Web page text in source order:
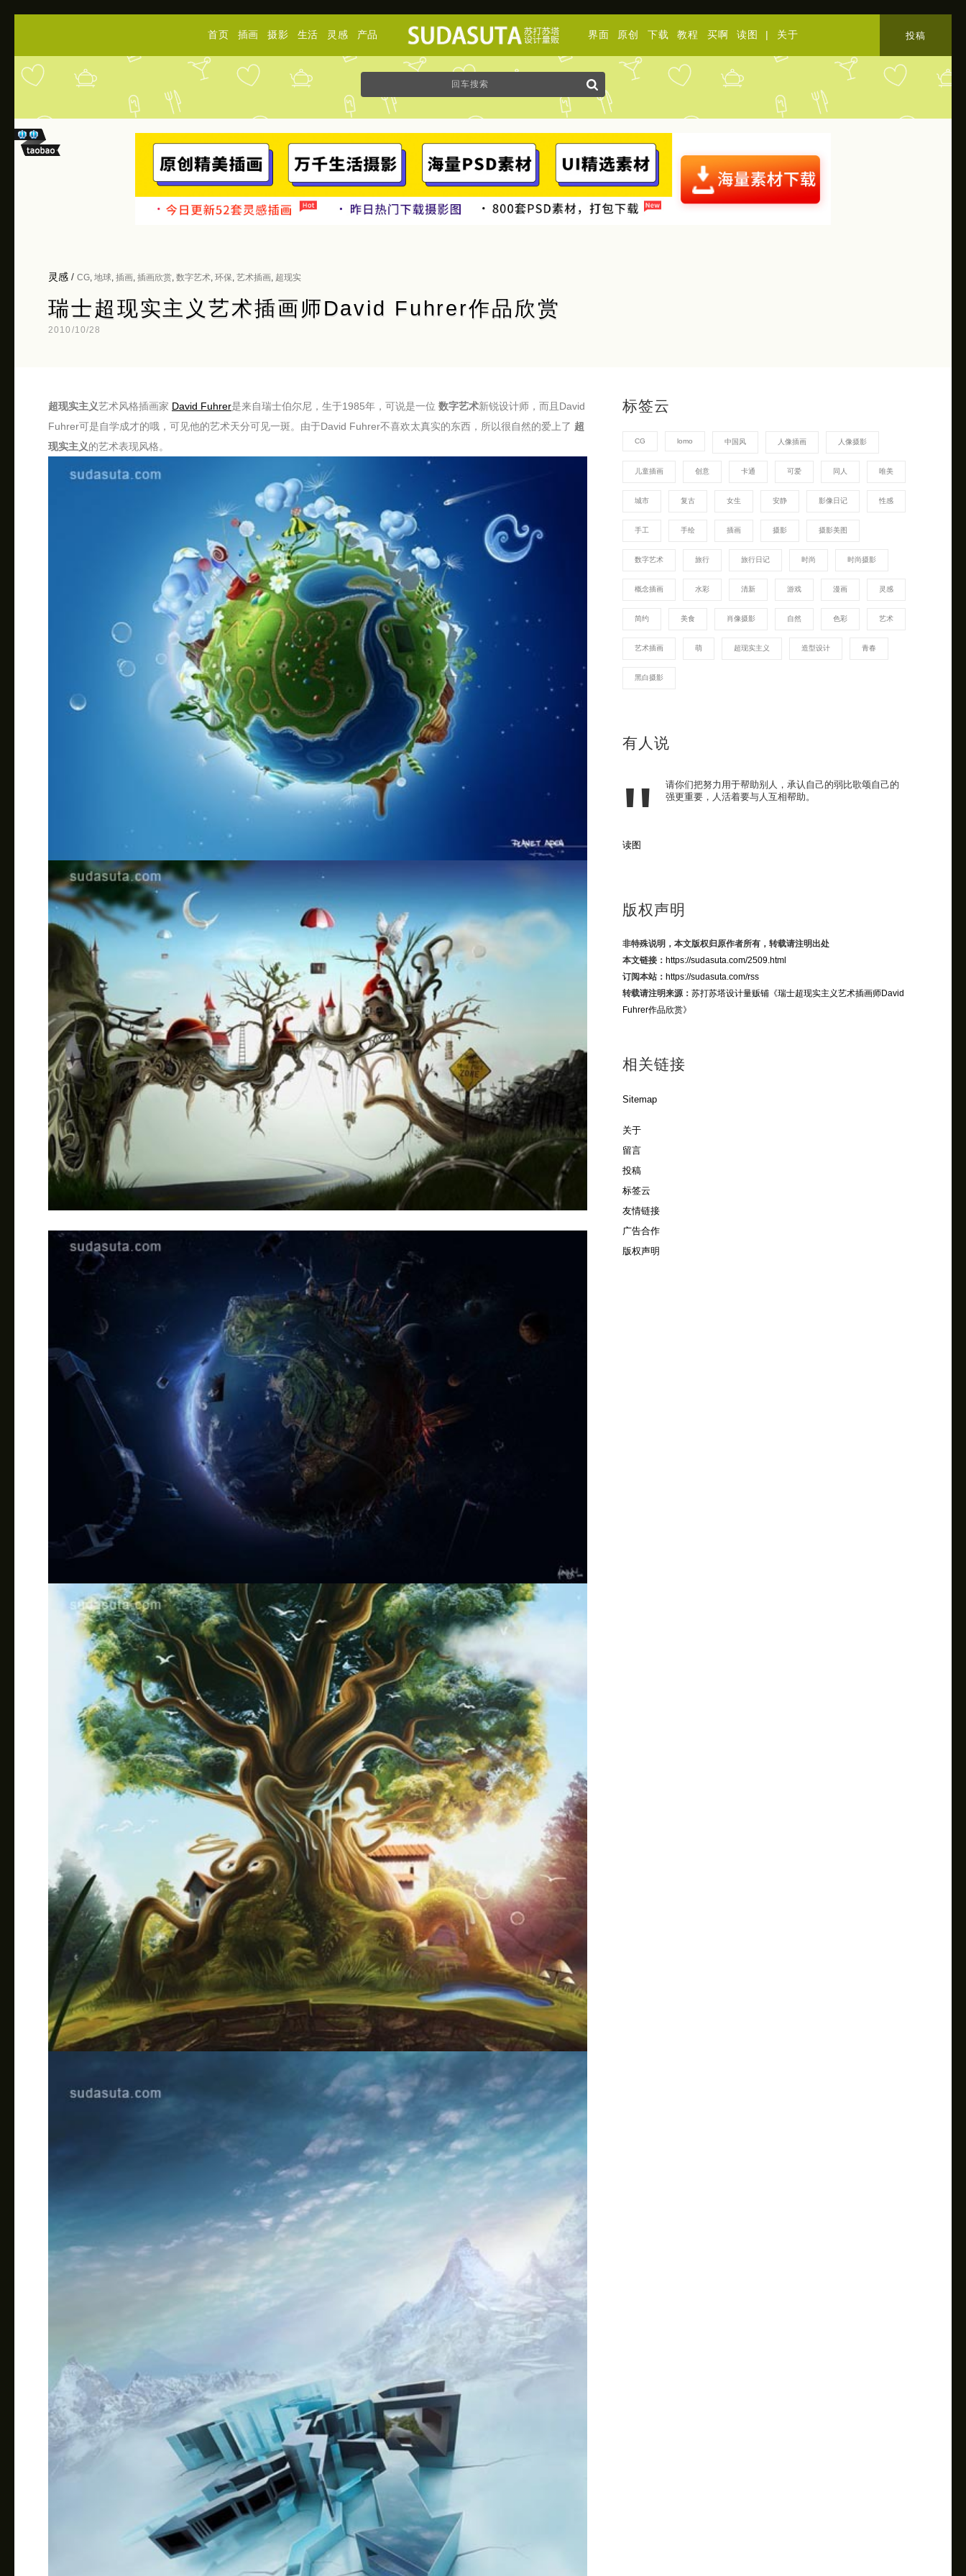
首页 插画 摄影 生活 灵感 产品 界面 原创 下载 教程 买啊 读图 | 关于 投稿
灵感 / CG 地球 插画 插画欣赏 数字艺术 环保 艺术插画 超现实
瑞士超现实主义艺术插画师David Fuhrer作品欣赏
2010/10/28
超现实主义艺术风格插画家 David Fuhrer是来自瑞士伯尔尼，生于1985年，可说是一位 数字艺术新锐设计师，而且David
Fuhrer可是自学成才的哦，可见他的艺术天分可见一斑。由于David Fuhrer不喜欢太真实的东西，所以很自然的爱上了 超
现实主义的艺术表现风格。
标签云
CG lomo 中国风 人像插画 人像摄影
儿童插画 创意 卡通 可爱 同人 唯美
城市 复古 女生 安静 影像日记 性感
手工 手绘 插画 摄影 摄影美图
数字艺术 旅行 旅行日记 时尚 时尚摄影
概念插画 水彩 清新 游戏 漫画 灵感
简约 美食 肖像摄影 自然 色彩 艺术
艺术插画 萌 超现实主义 造型设计 青春
黑白摄影
有人说
请你们把努力用于帮助别人，承认自己的弱比歌颂自己的
强更重要，人活着要与人互相帮助。
读图
版权声明
非特殊说明，本文版权归原作者所有，转载请注明出处
本文链接： https://sudasuta.com/2509.html
订阅本站： https://sudasuta.com/rss
转载请注明来源： 苏打苏塔设计量贩铺《瑞士超现实主义艺术插画师David
Fuhrer作品欣赏》
相关链接
Sitemap
关于
留言
投稿
标签云
友情链接
广告合作
版权声明